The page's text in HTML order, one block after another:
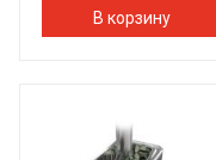
В корзину